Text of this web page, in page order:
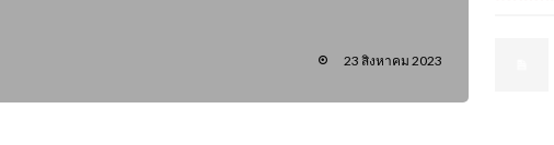
23 สิงหาคม 2023